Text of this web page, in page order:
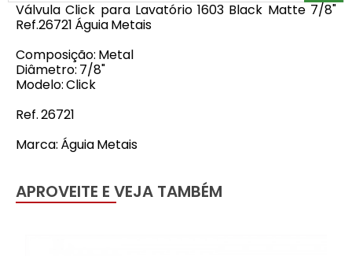
Válvula Click para Lavatório 1603 Black Matte 7/8"
Ref.26721 Águia Metais
Composição: Metal
Diâmetro: 7/8"
Modelo: Click
Ref. 26721
Marca: Águia Metais
APROVEITE E VEJA TAMBÉM